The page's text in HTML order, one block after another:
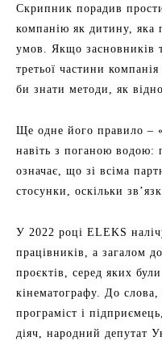
Скрипник порадив
компанію як дитину, яка
умов. Якщо засновників
третьої частини
би знати методи, як
Ще одне його правило –
навіть з поганою водою:
означає, що зі всіма
стосунки, оскільки
У 2022 році ELEKS
працівників, а загалом
проєктів, серед яких
кінематографу. До
програміст і
діяч, народний депутат